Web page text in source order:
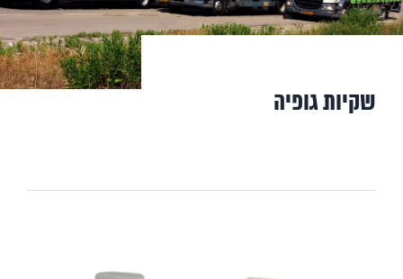
שקיות גופיה